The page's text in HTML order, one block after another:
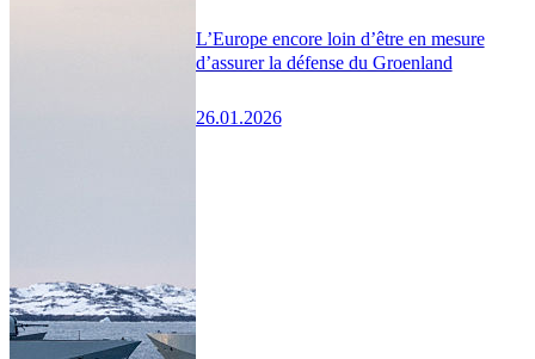
L’Europe encore loin d’être en mesure
d’assurer la défense du Groenland
26.01.2026